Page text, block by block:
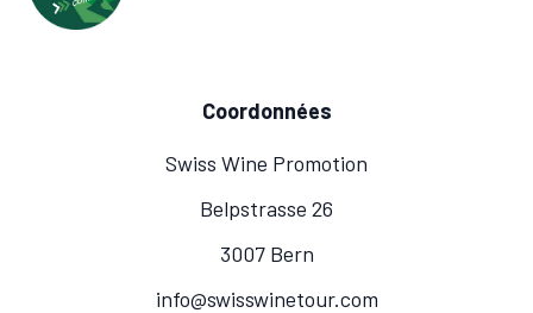
Coordonnées
Swiss Wine Promotion
Belpstrasse 26
3007 Bern
info@swisswinetour.com